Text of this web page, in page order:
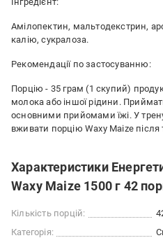
Амілопектин, мальтодекстрин,
калію, сукралоза.
Рекомендації по застосуванню:
Порцію - 35 грам (1 скупий)
молока або іншої рідини.
основними прийомами їжі. У
вживати порцію Waxy Maize після
Характеристики
Waxy Maize 1500 г 42
Кількість порцій:
Категорія: